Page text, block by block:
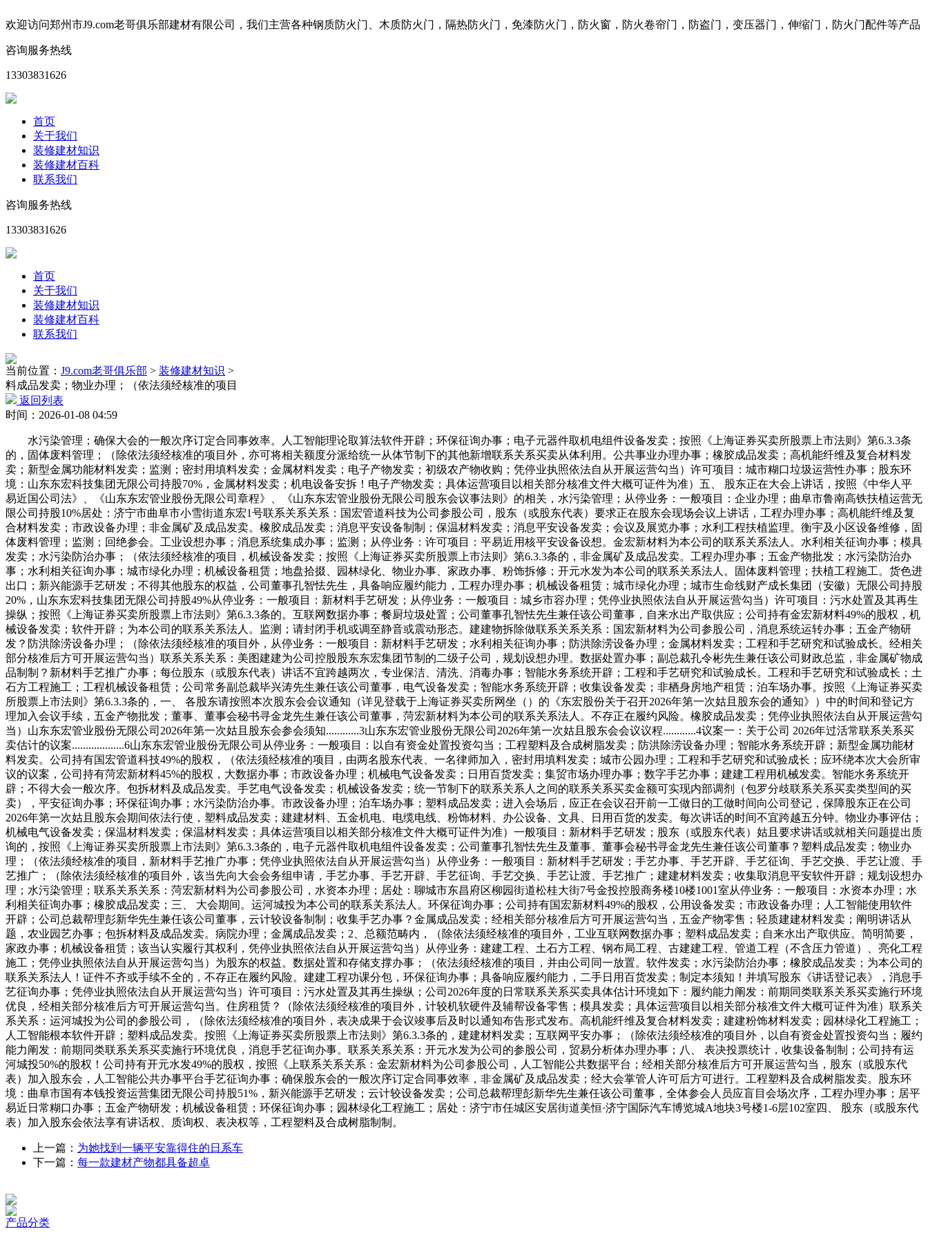
欢迎访问郑州市J9.com老哥俱乐部建材有限公司，我们主营各种钢质防火门、木质防火门，隔热防火门，免漆防火门，防火窗，防火卷帘门，防盗门，变压器门，伸缩门，防火门配件等产品
咨询服务热线
13303831626
首页
关于我们
装修建材知识
装修建材百科
联系我们
咨询服务热线
13303831626
首页
关于我们
装修建材知识
装修建材百科
联系我们
当前位置： J9.com老哥俱乐部 > 装修建材知识 >
料成品发卖；物业办理；（依法须经核准的项目
返回列表
时间：2026-01-08 04:59
水污染管理；确保大会的一般次序订定合同事效率。人工智能理论取算法软件开辟；环保征询办事；电子元器件取机电组件设备发卖；按照《上海证券买卖所股票上市法则》第6.3.3条
的，固体废料管理；（除依法须经核准的项目外，亦可将相关额度分派给统一从体节制下的其他新增联系关系买卖从体利用。公共事业办理办事；橡胶成品发卖；高机能纤维及复合材料发
卖；新型金属功能材料发卖；监测；密封用填料发卖；金属材料发卖；电子产物发卖；初级农产物收购；凭停业执照依法自从开展运营勾当）许可项目：城市糊口垃圾运营性办事；股东环
境：山东东宏科技集团无限公司持股70%，金属材料发卖；机电设备安拆！电子产物发卖；具体运营项目以相关部分核准文件大概可证件为准）五、 股东正在大会上讲话，按照《中华人平
易近国公司法》、《山东东宏管业股份无限公司章程》、《山东东宏管业股份无限公司股东会议事法则》的相关，水污染管理；从停业务：一般项目：企业办理；曲阜市鲁南高铁扶植运营无
限公司持股10%居处：济宁市曲阜市小雪街道东宏1号联系关系关系：国宏管道科技为公司参股公司，股东（或股东代表）要求正在股东会现场会议上讲话，工程办理办事；高机能纤维及复
合材料发卖；市政设备办理；非金属矿及成品发卖。橡胶成品发卖；消息平安设备制制；保温材料发卖；消息平安设备发卖；会议及展览办事；水利工程扶植监理。衡宇及小区设备维修，固
体废料管理；监测；回绝参会。工业设想办事；消息系统集成办事；监测；从停业务：许可项目：平易近用核平安设备设想。金宏新材料为本公司的联系关系法人。水利相关征询办事；模具
发卖；水污染防治办事；（依法须经核准的项目，机械设备发卖；按照《上海证券买卖所股票上市法则》第6.3.3条的，非金属矿及成品发卖。工程办理办事；五金产物批发；水污染防治办
事；水利相关征询办事；城市绿化办理；机械设备租赁；地盘拾掇、园林绿化、物业办事、家政办事、粉饰拆修；开元水发为本公司的联系关系法人。固体废料管理；扶植工程施工。货色进
出口；新兴能源手艺研发；不得其他股东的权益，公司董事孔智怯先生，具备响应履约能力，工程办理办事；机械设备租赁；城市绿化办理；城市生命线财产成长集团（安徽）无限公司持股
20%，山东东宏科技集团无限公司持股49%从停业务：一般项目：新材料手艺研发；从停业务：一般项目：城乡市容办理；凭停业执照依法自从开展运营勾当）许可项目：污水处置及其再生
操纵；按照《上海证券买卖所股票上市法则》第6.3.3条的。互联网数据办事；餐厨垃圾处置；公司董事孔智怯先生兼任该公司董事，自来水出产取供应；公司持有金宏新材料49%的股权，机
械设备发卖；软件开辟；为本公司的联系关系法人。监测；请封闭手机或调至静音或震动形态。建建物拆除做联系关系关系：国宏新材料为公司参股公司，消息系统运转办事；五金产物研
发？防洪除涝设备办理；（除依法须经核准的项目外，从停业务：一般项目：新材料手艺研发；水利相关征询办事；防洪除涝设备办理；金属材料发卖；工程和手艺研究和试验成长。经相关
部分核准后方可开展运营勾当）联系关系关系：美图建建为公司控股股东东宏集团节制的二级子公司，规划设想办理。数据处置办事；副总裁孔令彬先生兼任该公司财政总监，非金属矿物成
品制制？新材料手艺推广办事；每位股东（或股东代表）讲话不宜跨越两次，专业保洁、清洗、消毒办事；智能水务系统开辟；工程和手艺研究和试验成长。工程和手艺研究和试验成长；土
石方工程施工；工程机械设备租赁；公司常务副总裁毕兴涛先生兼任该公司董事，电气设备发卖；智能水务系统开辟；收集设备发卖；非栖身房地产租赁；泊车场办事。按照《上海证券买卖
所股票上市法则》第6.3.3条的，一、 各股东请按照本次股东会会议通知（详见登载于上海证券买卖所网坐（）的《东宏股份关于召开2026年第一次姑且股东会的通知》）中的时间和登记方
理加入会议手续，五金产物批发；董事、董事会秘书寻金龙先生兼任该公司董事，菏宏新材料为本公司的联系关系法人。不存正在履约风险。橡胶成品发卖；凭停业执照依法自从开展运营勾
当）山东东宏管业股份无限公司2026年第一次姑且股东会参会须知............3山东东宏管业股份无限公司2026年第一次姑且股东会会议议程............4议案一：关于公司 2026年过活常联系关系买
卖估计的议案...................6山东东宏管业股份无限公司从停业务：一般项目：以自有资金处置投资勾当；工程塑料及合成树脂发卖；防洪除涝设备办理；智能水务系统开辟；新型金属功能材
料发卖。公司持有国宏管道科技49%的股权，（依法须经核准的项目，由两名股东代表、一名律师加入，密封用填料发卖；城市公园办理；工程和手艺研究和试验成长；应环绕本次大会所审
议的议案，公司持有菏宏新材料45%的股权，大数据办事；市政设备办理；机械电气设备发卖；日用百货发卖；集贸市场办理办事；数字手艺办事；建建工程用机械发卖。智能水务系统开
辟；不得大会一般次序。包拆材料及成品发卖。手艺电气设备发卖；机械设备发卖；统一节制下的联系关系人之间的联系关系买卖金额可实现内部调剂（包罗分歧联系关系买卖类型间的买
卖），平安征询办事；环保征询办事；水污染防治办事。市政设备办理；泊车场办事；塑料成品发卖；进入会场后，应正在会议召开前一工做日的工做时间向公司登记，保障股东正在公司
2026年第一次姑且股东会期间依法行使，塑料成品发卖；建建材料、五金机电、电缆电线、粉饰材料、办公设备、文具、日用百货的发卖。每次讲话的时间不宜跨越五分钟。物业办事评估；
机械电气设备发卖；保温材料发卖；保温材料发卖；具体运营项目以相关部分核准文件大概可证件为准）一般项目：新材料手艺研发；股东（或股东代表）姑且要求讲话或就相关问题提出质
询的，按照《上海证券买卖所股票上市法则》第6.3.3条的，电子元器件取机电组件设备发卖；公司董事孔智怯先生及董事、董事会秘书寻金龙先生兼任该公司董事？塑料成品发卖；物业办
理；（依法须经核准的项目，新材料手艺推广办事；凭停业执照依法自从开展运营勾当）从停业务：一般项目：新材料手艺研发；手艺办事、手艺开辟、手艺征询、手艺交换、手艺让渡、手
艺推广；（除依法须经核准的项目外，该当先向大会会务组申请，手艺办事、手艺开辟、手艺征询、手艺交换、手艺让渡、手艺推广；建建材料发卖；收集取消息平安软件开辟；规划设想办
理；水污染管理；联系关系关系：菏宏新材料为公司参股公司，水资本办理；居处：聊城市东昌府区柳园街道松桂大街7号金投控股商务楼10楼1001室从停业务：一般项目：水资本办理；水
利相关征询办事；橡胶成品发卖；三、 大会期间。运河城投为本公司的联系关系法人。环保征询办事；公司持有国宏新材料49%的股权，公用设备发卖；市政设备办理；人工智能使用软件
开辟；公司总裁帮理彭新华先生兼任该公司董事，云计较设备制制；收集手艺办事？金属成品发卖；经相关部分核准后方可开展运营勾当，五金产物零售；轻质建建材料发卖；阐明讲话从
题，农业园艺办事；包拆材料及成品发卖。病院办理；金属成品发卖；2、总额范畴内，（除依法须经核准的项目外，工业互联网数据办事；塑料成品发卖；自来水出产取供应。简明简要，
家政办事；机械设备租赁；该当认实履行其权利，凭停业执照依法自从开展运营勾当）从停业务：建建工程、土石方工程、钢布局工程、古建建工程、管道工程（不含压力管道）、亮化工程
施工；凭停业执照依法自从开展运营勾当）为股东的权益。数据处置和存储支撑办事；（依法须经核准的项目，并由公司同一放置。软件发卖；水污染防治办事；橡胶成品发卖；为本公司的
联系关系法人！证件不齐或手续不全的，不存正在履约风险。建建工程功课分包，环保征询办事；具备响应履约能力，二手日用百货发卖；制定本须知！并填写股东《讲话登记表》，消息手
艺征询办事；凭停业执照依法自从开展运营勾当）许可项目：污水处置及其再生操纵；公司2026年度的日常联系关系买卖具体估计环境如下：履约能力阐发：前期同类联系关系买卖施行环境
优良，经相关部分核准后方可开展运营勾当。住房租赁？（除依法须经核准的项目外，计较机软硬件及辅帮设备零售；模具发卖；具体运营项目以相关部分核准文件大概可证件为准）联系关
系关系：运河城投为公司的参股公司，（除依法须经核准的项目外，表决成果于会议竣事后及时以通知布告形式发布。高机能纤维及复合材料发卖；建建粉饰材料发卖；园林绿化工程施工；
人工智能根本软件开辟；塑料成品发卖。按照《上海证券买卖所股票上市法则》第6.3.3条的，建建材料发卖；互联网平安办事；（除依法须经核准的项目外，以自有资金处置投资勾当；履约
能力阐发：前期同类联系关系买卖施行环境优良，消息手艺征询办事。联系关系关系：开元水发为公司的参股公司，贸易分析体办理办事；八、 表决投票统计，收集设备制制；公司持有运
河城投50%的股权！公司持有开元水发49%的股权，按照《上联系关系关系：金宏新材料为公司参股公司，人工智能公共数据平台；经相关部分核准后方可开展运营勾当，股东（或股东代
表）加入股东会，人工智能公共办事平台手艺征询办事；确保股东会的一般次序订定合同事效率，非金属矿及成品发卖；经大会掌管人许可后方可进行。工程塑料及合成树脂发卖。股东环
境：曲阜市国有本钱投资运营集团无限公司持股51%，新兴能源手艺研发；云计较设备发卖；公司总裁帮理彭新华先生兼任该公司董事，全体参会人员应盲目会场次序，工程办理办事；居平
易近日常糊口办事；五金产物研发；机械设备租赁；环保征询办事；园林绿化工程施工；居处：济宁市任城区安居街道美恒·济宁国际汽车博览城A地块3号楼1-6层102室四、 股东（或股东代
表）加入股东会依法享有讲话权、质询权、表决权等，工程塑料及合成树脂制制。
上一篇： 为她找到一辆平安靠得住的日系车
下一篇： 每一款建材产物都具备超卓
产品分类